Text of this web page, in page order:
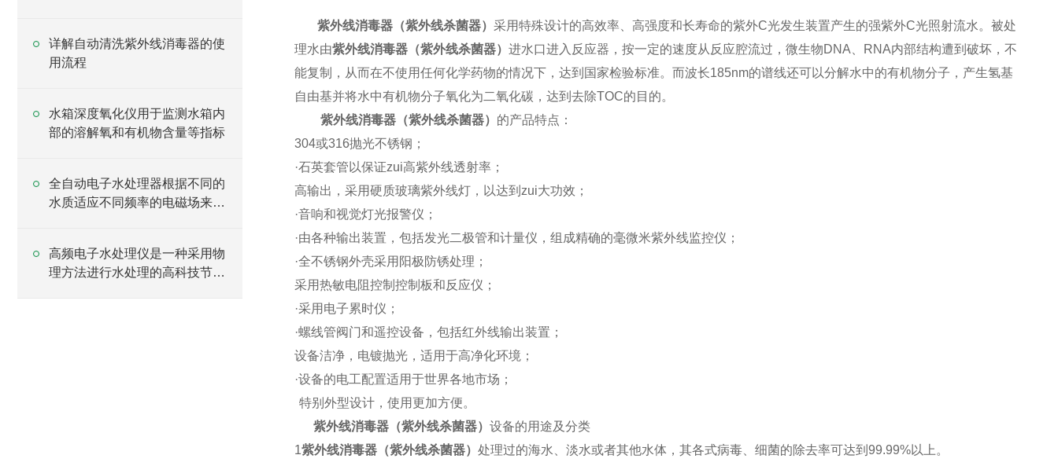
详解自动清洗紫外线消毒器的使
用流程
水箱深度氧化仪用于监测水箱内
部的溶解氧和有机物含量等指标
全自动电子水处理器根据不同的
水质适应不同频率的电磁场来处
高频电子水处理仪是一种采用物
理方法进行水处理的高科技节能
紫外线消毒器（紫外线杀菌器）采用特殊设计的高效率、高强度和长寿命的紫外C光发生装置产生的强紫外C光照射流水。被处
理水由紫外线消毒器（紫外线杀菌器） 进水口进入反应器，按一定的速度从反应腔流过，微生物DNA RNA内部结构遭到破坏，不
能复制，从而在不使用任何化学药物的情况下，达到国家检验标准。 而波长185nm的谱线还可以分解水中的有机物分子，产生氢基
自由基并将水中有机物分子氧化为二氧化碳，达到去除TOC的目的。
紫外线消毒器（紫外线杀菌器） 的产品特点：
304或316抛光不锈钢；
·石英套管以保证zui高紫外线透射率；
高输出，采用硬质玻璃紫外线灯，以达到zui大功效；
·音响和视觉灯光报警仪；
·由各种输出装置，包括发光二极管和计量仪，组成精确的毫微米紫外线监控仪；
·全不锈钢外壳采用阳极防锈处理；
采用热敏电阻控制控制板和反应仪；
·采用电子累时仪；
·螺线管阀门和遥控设备，包括红外线输出装置；
设备洁净，电镀抛光，适用于高净化环境；
·设备的电工配置适用于世界各地市场；
特别外型设计，使用更加方便。
紫外线消毒器（紫外线杀菌器） 设备的用途及分类
1紫外线消毒器（紫外线杀菌器） 处理过的海水、淡水或者其他水体，其各式病毒、细菌的除去率可达到 99.99%以上。